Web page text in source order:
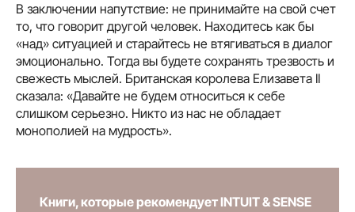
В заключении напутствие: не принимайте на свой счет
то, что говорит другой человек. Находитесь как бы
«над» ситуацией и старайтесь не втягиваться в диалог
эмоционально. Тогда вы будете сохранять трезвость и
свежесть мыслей. Британская королева Елизавета II
сказала: «Давайте не будем относиться к себе
слишком серьезно. Никто из нас не обладает
монополией на мудрость».
Книги, которые рекомендует INTUIT & SENSE